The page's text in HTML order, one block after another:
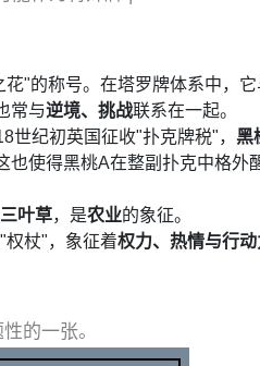
"的称号。在塔罗牌体系中，
常与逆境、挑战联系在一起。
世纪初英国征收"扑克牌税"， 黑
使得黑桃A在整副扑克中格外
三叶草，是农业的象征。
权杖"，象征着权力、热情与行动
的一张。